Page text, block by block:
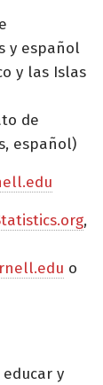
y español
y las Islas
de
español)
,
o
y